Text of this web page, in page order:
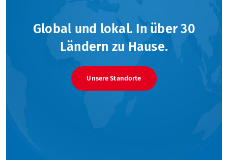
Global und lokal. In über 30
Ländern zu Hause.
Unsere Standorte